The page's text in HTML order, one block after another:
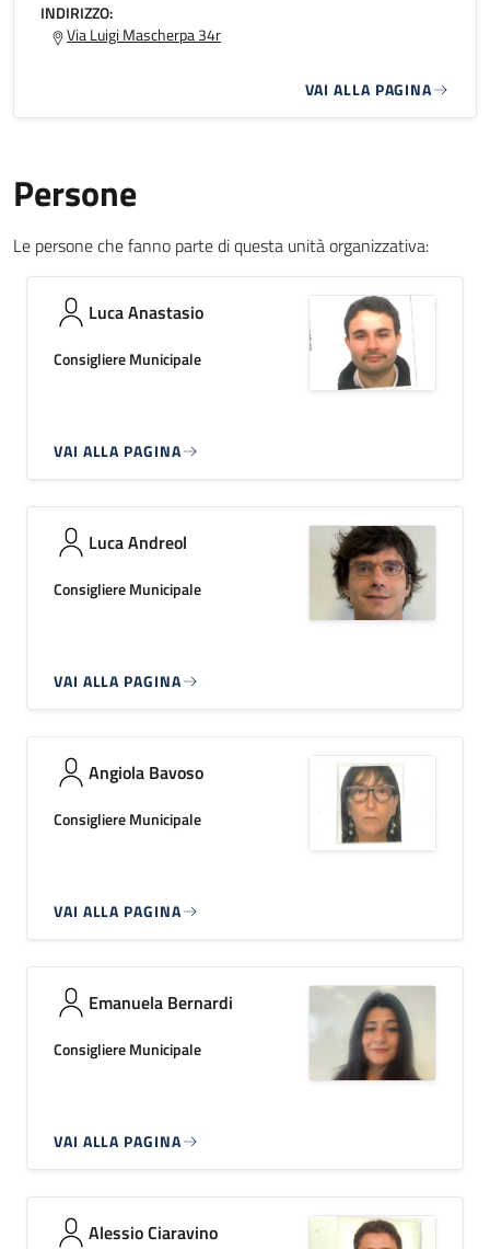
INDIRIZZO:
Via Luigi Mascherpa 34r
VAI ALLA PAGINA
Persone
Le persone che fanno parte di questa unità organizzativa:
Luca Anastasio
Consigliere Municipale
VAI ALLA PAGINA
Luca Andreol
Consigliere Municipale
VAI ALLA PAGINA
Angiola Bavoso
Consigliere Municipale
VAI ALLA PAGINA
Emanuela Bernardi
Consigliere Municipale
VAI ALLA PAGINA
Alessio Ciaravino